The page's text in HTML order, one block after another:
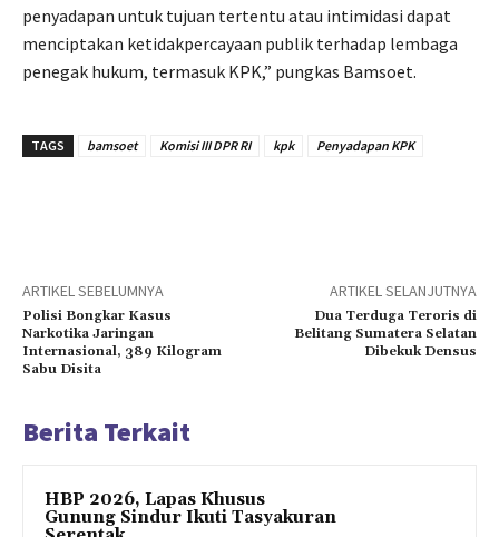
penyadapan untuk tujuan tertentu atau intimidasi dapat
menciptakan ketidakpercayaan publik terhadap lembaga
penegak hukum, termasuk KPK,” pungkas Bamsoet.
TAGS bamsoet Komisi III DPR RI kpk Penyadapan KPK
ARTIKEL SEBELUMNYA
Polisi Bongkar Kasus
Narkotika Jaringan
Internasional, 389 Kilogram
Sabu Disita
ARTIKEL SELANJUTNYA
Dua Terduga Teroris di
Belitang Sumatera Selatan
Dibekuk Densus
Berita Terkait
HBP 2026, Lapas Khusus
Gunung Sindur Ikuti Tasyakuran